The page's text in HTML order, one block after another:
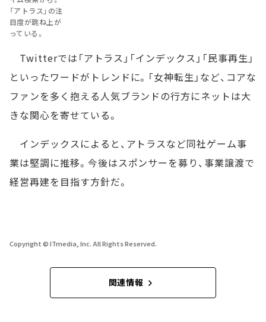
「アトラス」の注
目度が跳ね上が
っている。
Twitterでは「アトラス」「インデックス」「民事再生」
といったワードがトレンドに。「女神転生」など、コアな
ファンを多く抱える人気ブランドの行方にネットは大
きな関心を寄せている。
インデックスによると、アトラスなど同社ゲーム事
業は堅調に推移。今後はスポンサーを募り、事業譲渡で
経営再建を目指す方針だ。
Copyright © ITmedia, Inc. All Rights Reserved.
関連情報